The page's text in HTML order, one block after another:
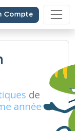
Compte
de
année